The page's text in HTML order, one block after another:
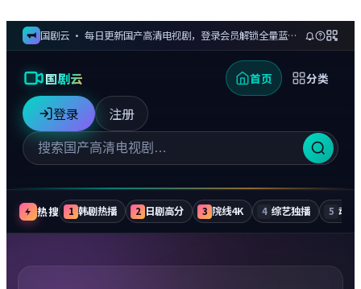
国剧云 · 每日更新国产高清电视剧，登录会员解锁全量蓝光剧集与无广告追更
国剧云 首页 分类
登录 注册
热搜 1 韩剧热播 2 日剧高分 3 院线4K 4 综艺独播 5 动漫